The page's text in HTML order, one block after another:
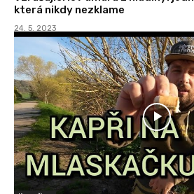
která nikdy nezklame
24. 5. 2023